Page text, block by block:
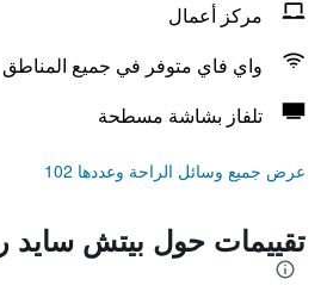
مركز أعمال
واي فاي متوفر في جميع المناطق
تلفاز بشاشة مسطحة
عرض جميع وسائل الراحة وعددها 102
تقييمات حول بيتش سايد